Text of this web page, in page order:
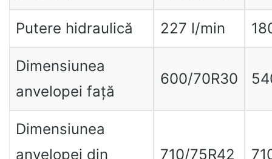
Putere hidraulică 227 l/min
Dimensiunea
anvelopei față
600/70R30
Dimensiunea
anvelopei din
710/75R42